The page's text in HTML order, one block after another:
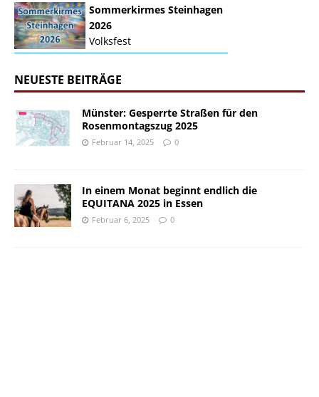
Sommerkirmes Steinhagen
2026
Volksfest
NEUESTE BEITRÄGE
Münster: Gesperrte Straßen für den
Rosenmontagszug 2025
Februar 14, 2025 0
In einem Monat beginnt endlich die
EQUITANA 2025 in Essen
Februar 6, 2025 0